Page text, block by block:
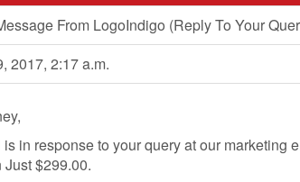
From LogoIndigo (Reply To Your
2017, 2:17 a.m.
in response to your query at our marketing
$299.00.